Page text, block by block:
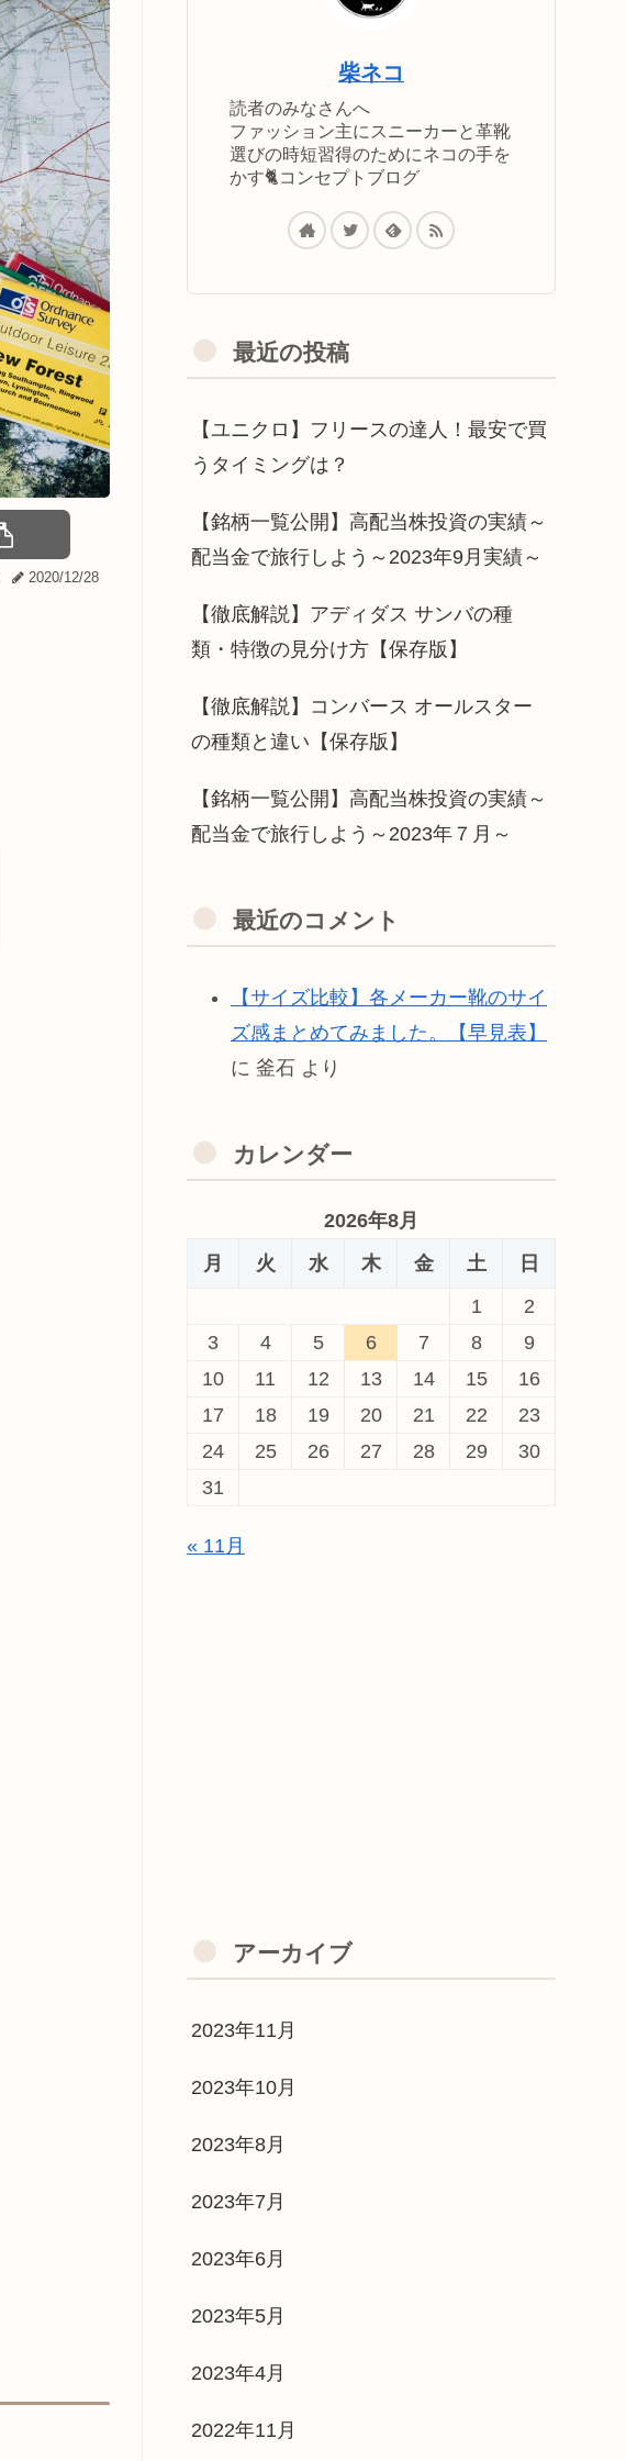
2020/12/28
柴ネコ
読者のみなさんへ
ファッション主にスニーカーと革靴
選びの時短習得のためにネコの手を
かす🐈コンセプトブログ
最近の投稿
【ユニクロ】フリースの達人！最安で買
うタイミングは？
【銘柄一覧公開】高配当株投資の実績～
配当金で旅行しよう～2023年9月実績～
【徹底解説】アディダス サンバの種
類・特徴の見分け方【保存版】
【徹底解説】コンバース オールスター
の種類と違い【保存版】
【銘柄一覧公開】高配当株投資の実績～
配当金で旅行しよう～2023年７月～
最近のコメント
【サイズ比較】各メーカー靴のサイ
ズ感まとめてみました。【早見表】
に 釜石 より
カレンダー
2026年8月
月
火 水 木 金 土
日
1
2
3
4 5 6 7 8
9
10
11 12 13 14 15
16
17
18 19 20 21 22
23
24
25 26 27 28 29
30
31
« 11月
アーカイブ
2023年11月
2023年10月
2023年8月
2023年7月
2023年6月
2023年5月
2023年4月
2022年11月